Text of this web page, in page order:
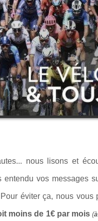
nous lisons et
entendu vos messages
éviter ça, nous vous
moins de 1€ par mois (